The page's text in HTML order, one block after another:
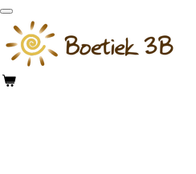
Ga
direct
naar
de